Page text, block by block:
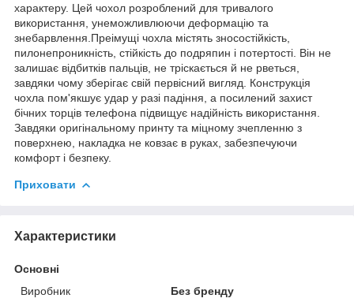
характеру. Цей чохол розроблений для тривалого
використання, унеможливлюючи деформацію та
знебарвлення.Преімущі чохла містять зносостійкість,
пилонепроникність, стійкість до подряпин і потертості. Він не
залишає відбитків пальців, не тріскається й не рветься,
завдяки чому зберігає свій первісний вигляд. Конструкція
чохла пом'якшує удар у разі падіння, а посилений захист
бічних торців телефона підвищує надійність використання.
Завдяки оригінальному принту та міцному зчепленню з
поверхнею, накладка не ковзає в руках, забезпечуючи
комфорт і безпеку.
Приховати
Характеристики
Основні
Виробник
Без бренду